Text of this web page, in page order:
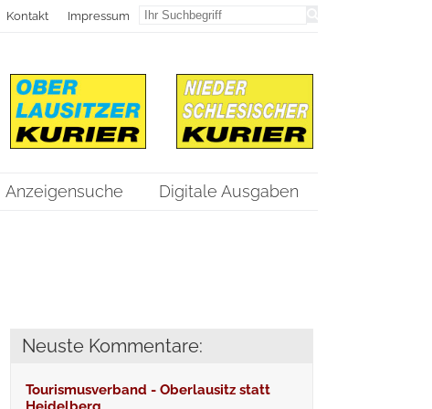
Kontakt Impressum
Anzeigensuche Digitale Ausgaben
Neuste Kommentare:
Tourismusverband - Oberlausitz statt